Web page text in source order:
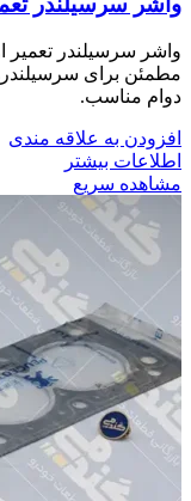
مطمئن برای
دوام مناسب.
افزودن به علاقه مندی
اطلاعات بیشتر
مشاهده سریع